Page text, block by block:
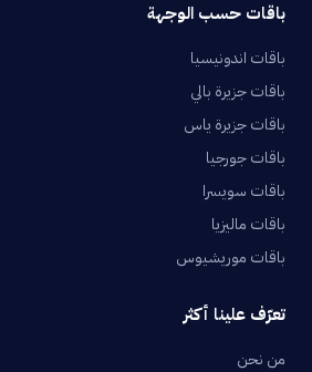
باقات حسب الوجهة
باقات اندونيسيا
باقات جزيرة بالي
باقات جزيرة ياس
باقات جورجيا
باقات سويسرا
باقات ماليزيا
باقات موريشيوس
تعرّف علينا أكثر
من نحن